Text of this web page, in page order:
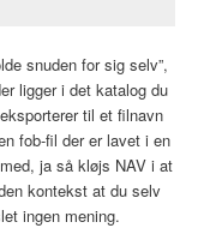
snuden for sig selv”,
ligger i det katalog du
til et filnavn
fob-fil der er lavet i en
ja så kløjs NAV i at
kontekst at du selv
ingen mening.